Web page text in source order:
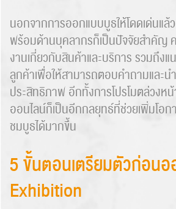
นอกจากการออกแบบบูธให้โดดเด่นแล้
พร้อมด้านบุคลากรก็เป็นปัจจัยสำคัญ
งานเกี่ยวกับสินค้าและบริการ รวมถึงแ
ลูกค้าเพื่อให้สามารถตอบคำถามและน
ประสิทธิภาพ อีกทั้งการโปรโมตล่วงห
ออนไลน์ก็เป็นอีกกลยุทธ์ที่ช่วยเพิ่มโอก
ชมบูธได้มากขึ้น
5 ขั้นตอนเตรียมตัวก่อน
Exhibition